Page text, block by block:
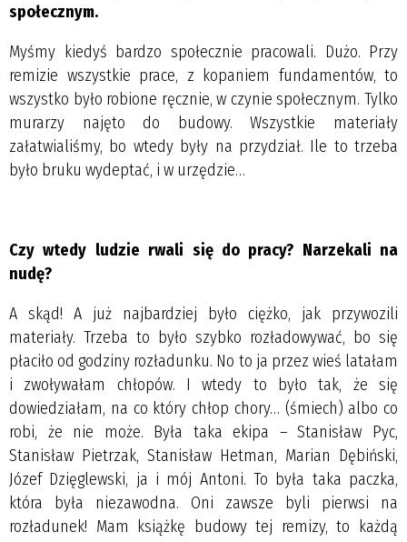
społecznym.
Myśmy kiedyś bardzo społecznie pracowali. Dużo. Przy
remizie wszystkie prace, z kopaniem fundamentów, to
wszystko było robione ręcznie, w czynie społecznym. Tylko
murarzy najęto do budowy. Wszystkie materiały
załatwialiśmy, bo wtedy były na przydział. Ile to trzeba
było bruku wydeptać, i w urzędzie…
Czy wtedy ludzie rwali się do pracy? Narzekali na
nudę?
A skąd! A już najbardziej było ciężko, jak przywozili
materiały. Trzeba to było szybko rozładowywać, bo się
płaciło od godziny rozładunku. No to ja przez wieś latałam
i zwoływałam chłopów. I wtedy to było tak, że się
dowiedziałam, na co który chłop chory… (śmiech) albo co
robi, że nie może. Była taka ekipa – Stanisław Pyc,
Stanisław Pietrzak, Stanisław Hetman, Marian Dębiński,
Józef Dzięglewski, ja i mój Antoni. To była taka paczka,
która była niezawodna. Oni zawsze byli pierwsi na
rozładunek! Mam książkę budowy tej remizy, to każdą